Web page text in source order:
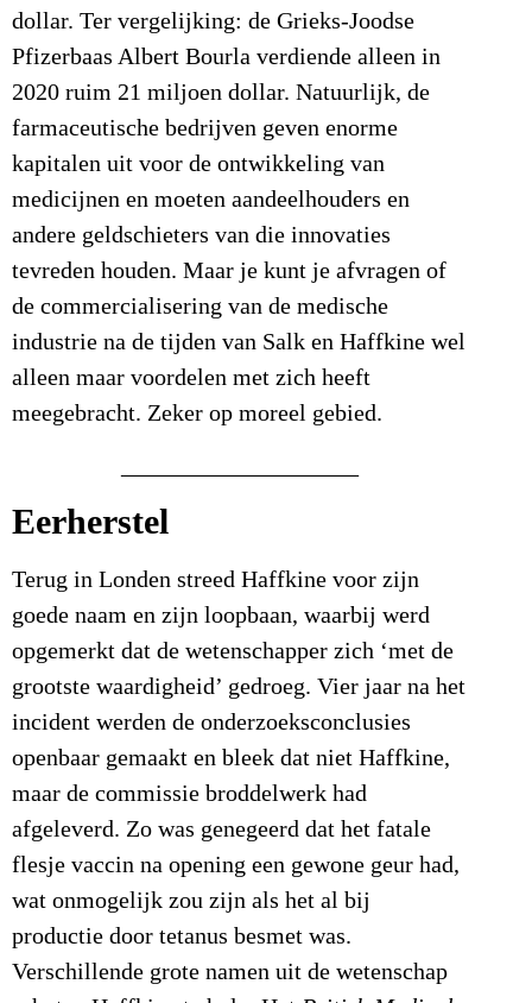
dollar. Ter vergelijking: de Grieks-Joodse
Pfizerbaas Albert Bourla verdiende alleen in
2020 ruim 21 miljoen dollar. Natuurlijk, de
farmaceutische bedrijven geven enorme
kapitalen uit voor de ontwikkeling van
medicijnen en moeten aandeelhouders en
andere geldschieters van die innovaties
tevreden houden. Maar je kunt je afvragen of
de commercialisering van de medische
industrie na de tijden van Salk en Haffkine wel
alleen maar voordelen met zich heeft
meegebracht. Zeker op moreel gebied.
Eerherstel
Terug in Londen streed Haffkine voor zijn
goede naam en zijn loopbaan, waarbij werd
opgemerkt dat de wetenschapper zich ‘met de
grootste waardigheid’ gedroeg. Vier jaar na het
incident werden de onderzoeksconclusies
openbaar gemaakt en bleek dat niet Haffkine,
maar de commissie broddelwerk had
afgeleverd. Zo was genegeerd dat het fatale
flesje vaccin na opening een gewone geur had,
wat onmogelijk zou zijn als het al bij
productie door tetanus besmet was.
Verschillende grote namen uit de wetenschap